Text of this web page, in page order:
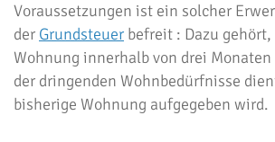
Voraussetzungen ist ein solcher
der Grundsteuer befreit : Dazu gehört,
Wohnung innerhalb von drei
der dringenden Wohnbedürfnisse
bisherige Wohnung aufgegeben wird.